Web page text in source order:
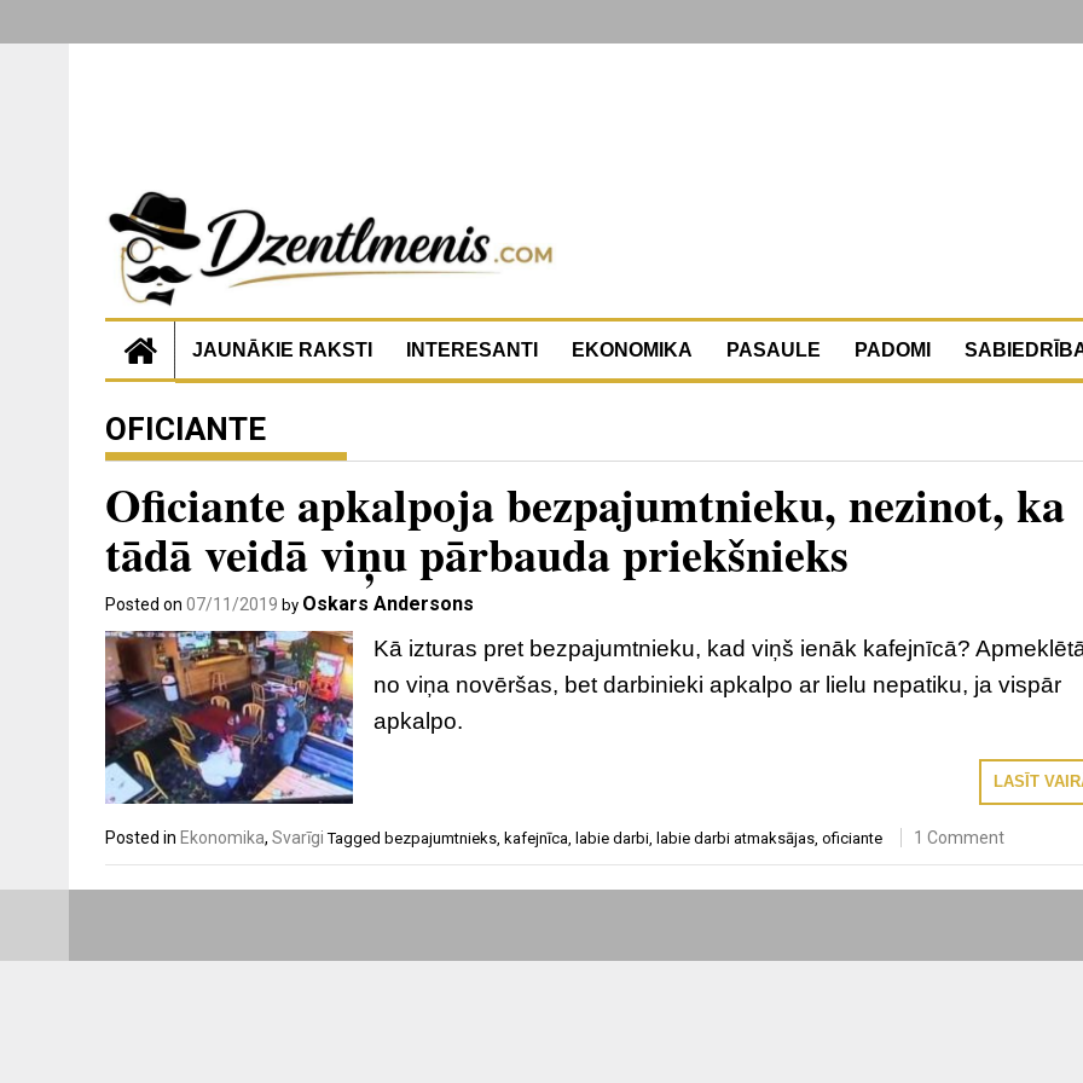
JAUNĀKIE RAKSTI INTERESANTI EKONOMIKA PASAULE PADOMI
OFICIANTE
Oficiante apkalpoja bezpajumtnieku, nezinot, ka
tādā veidā viņu pārbauda priekšnieks
Posted on 07/11/2019 by Oskars Andersons
Kā izturas pret bezpajumtnieku, kad viņš ienāk kafejnīcā?
no viņa novēršas, bet darbinieki apkalpo ar lielu nepatiku, ja vispār
apkalpo.
LASĪT
Posted in Ekonomika, Svarīgi Tagged bezpajumtnieks, kafejnīca, labie darbi, labie darbi atmaksājas, oficiante 1 Comment